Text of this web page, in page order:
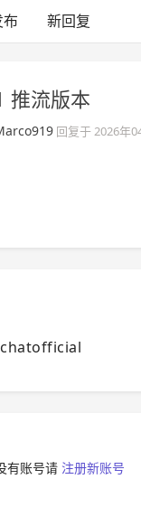
新回复
推流版本
回复于2026年
有账号请 注册新账号